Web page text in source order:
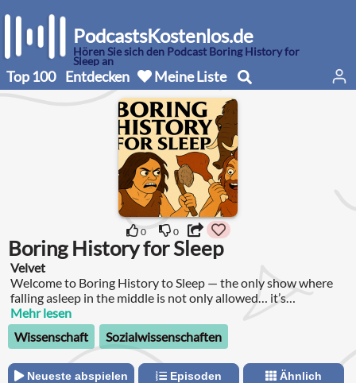
PodcastsKostenlos.de
Hören Sie sich den Podcast Boring History for
Sleep an
Top 100 Entdecken Meine Liste
0 0
Boring History for Sleep
Velvet
Welcome to Boring History to Sleep — the only show where
falling asleep in the middle is not only allowed… it’s
encouraged.
Mehr lesen
Wissenschaft
Sozialwissenschaften
Neueste abspielen Episoden Ähnlich